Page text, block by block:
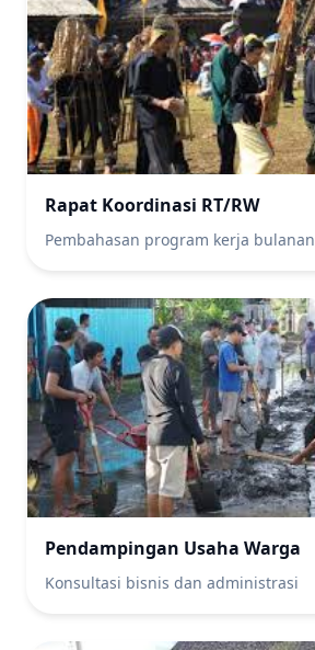
Rapat Koordinasi RT/RW
Pembahasan program kerja bulanan
Pendampingan Usaha Warga
Konsultasi bisnis dan administrasi